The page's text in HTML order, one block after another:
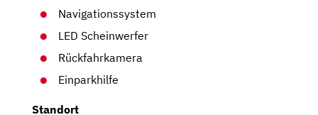
Navigationssystem
LED Scheinwerfer
Rückfahrkamera
Einparkhilfe
Standort